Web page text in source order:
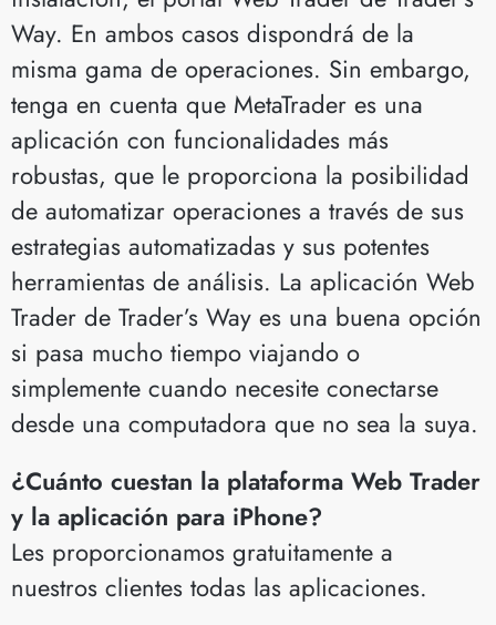
Way. En ambos casos dispondrá de la
misma gama de operaciones. Sin embargo,
tenga en cuenta que MetaTrader es una
aplicación con funcionalidades más
robustas, que le proporciona la posibilidad
de automatizar operaciones a través de sus
estrategias automatizadas y sus potentes
herramientas de análisis. La aplicación Web
Trader de Trader’s Way es una buena opción
si pasa mucho tiempo viajando o
simplemente cuando necesite conectarse
desde una computadora que no sea la suya.
¿Cuánto cuestan la plataforma Web Trader
y la aplicación para iPhone?
Les proporcionamos gratuitamente a
nuestros clientes todas las aplicaciones.